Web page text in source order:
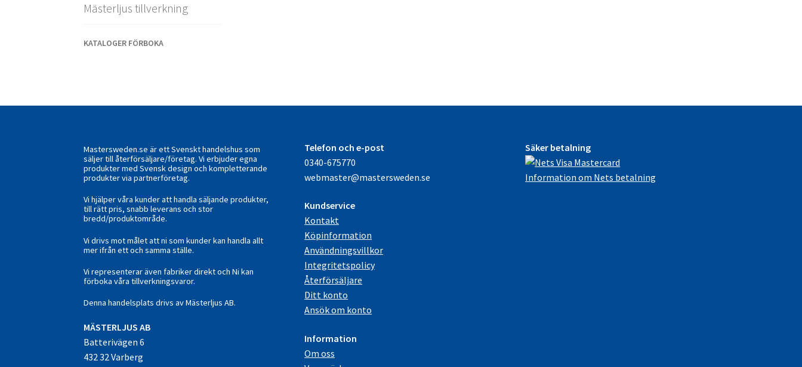
Mästerljus tillverkning
KATALOGER FÖRBOKA
Mastersweden.se är ett Svenskt handelshus som
säljer till återförsäljare/företag. Vi erbjuder egna
produkter med Svensk design och kompletterande
produkter via partnerföretag.
Vi hjälper våra kunder att handla säljande produkter,
till rätt pris, snabb leverans och stor
bredd/produktområde.
Vi drivs mot målet att ni som kunder kan handla allt
mer ifrån ett och samma ställe.
Vi representerar även fabriker direkt och Ni kan
förboka våra tillverkningsvaror.
Denna handelsplats drivs av Mästerljus AB.
MÄSTERLJUS AB
Batterivägen 6
432 32 Varberg
Telefon och e-post
0340-675770
webmaster@mastersweden.se
Kundservice
Kontakt
Köpinformation
Användningsvillkor
Integritetspolicy
Återförsäljare
Ditt konto
Ansök om konto
Information
Om oss
Säker betalning
Information om Nets betalning